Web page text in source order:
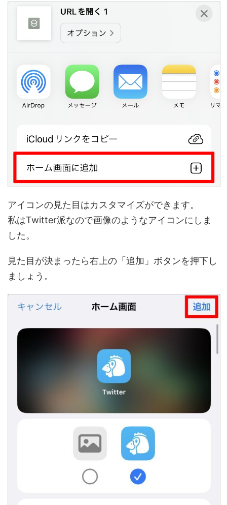
アイコンの見た目はカスタマイズができます。
私はTwitter派なので画像のようなアイコンにしま
した。
見た目が決まったら右上の「追加」ボタンを押下し
ましょう。